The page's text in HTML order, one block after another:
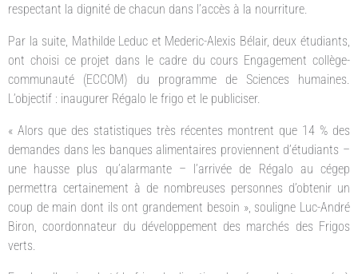
respectant la dignité de chacun dans l’accès à la nourriture.
Par la suite, Mathilde Leduc et Mederic-Alexis Bélair, deux étudiants,
ont choisi ce projet dans le cadre du cours Engagement collège-
communauté (ECCOM) du programme de Sciences humaines.
L’objectif : inaugurer Régalo le frigo et le publiciser.
« Alors que des statistiques très récentes montrent que 14 % des
demandes dans les banques alimentaires proviennent d’étudiants –
une hausse plus qu’alarmante – l’arrivée de Régalo au cégep
permettra certainement à de nombreuses personnes d’obtenir un
coup de main dont ils ont grandement besoin », souligne Luc-André
Biron, coordonnateur du développement des marchés des Frigos
verts.